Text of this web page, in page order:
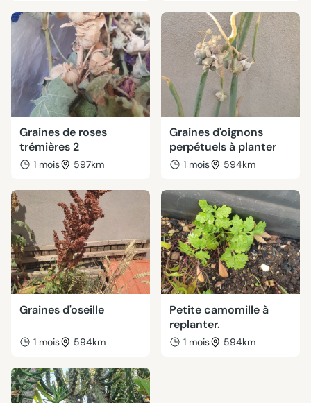
Graines de roses
trémières 2
1 mois 597km
Graines d'oignons
perpétuels à planter
1 mois 594km
Graines d'oseille
1 mois 594km
Petite camomille à
replanter.
1 mois 594km